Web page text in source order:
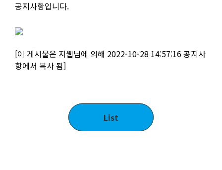
공지사항입니다.
[이 게시물은 지웹님에 의해 2022-10-28 14:57:16 공지사
항에서 복사 됨]
List